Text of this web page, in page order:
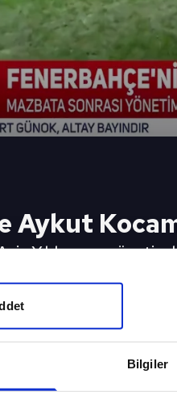
Bilgiler
Aykut
Yıldırım ve
A Spor muhabiri
Önceki Video
Icardi önerisi!